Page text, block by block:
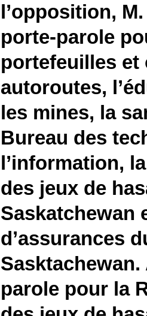
l’opposition,
porte-parole
portefeuilles et
autoroutes,
les mines, la
Bureau des
l’information,
des jeux de
Saskatchewan
d’assurances
parole pour la